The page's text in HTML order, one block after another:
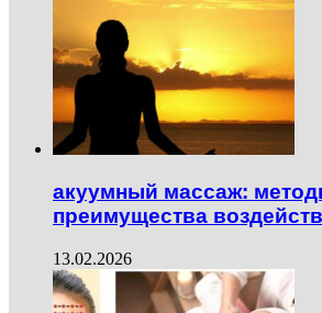
акуумный массаж:
преимущества
13.02.2026